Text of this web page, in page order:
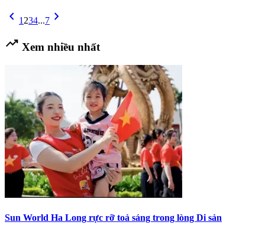
chevron_left 1 234...7 chevron_right
trending_up Xem nhiều nhất
Sun World Ha Long rực rỡ toả sáng trong lòng Di sản